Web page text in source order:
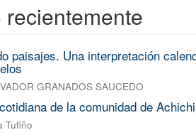
paisajes. Una interpretación
GRANADOS SAUCEDO
de la comunidad de
Tufiño